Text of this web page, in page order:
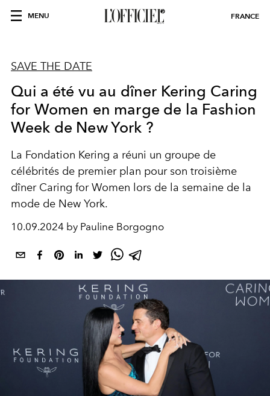
MENU FRANCE
SAVE THE DATE
Qui a été vu au dîner Kering Caring
for Women en marge de la Fashion
Week de New York ?
La Fondation Kering a réuni un groupe de
célébrités de premier plan pour son troisième
dîner Caring for Women lors de la semaine de la
mode de New York.
10.09.2024 by Pauline Borgogno